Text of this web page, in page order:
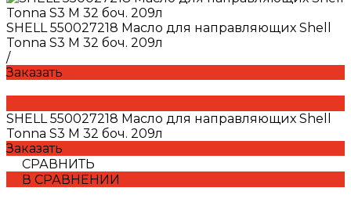
SHELL 550027218 Масло для направляющих Shell
Tonna S3 M 32 боч. 209л
/
Заказать
SHELL 550027218 Масло для направляющих Shell
Tonna S3 M 32 боч. 209л
Заказать
СРАВНИТЬ
В СРАВНЕНИИ